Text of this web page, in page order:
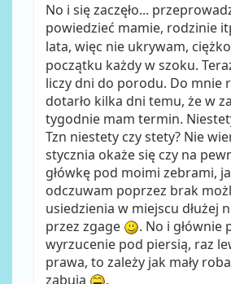
No i się zaczęło...
powiedzieć mamie, rodzinie
lata, więc nie ukrywam, ciężko
początku każdy w szoku.
liczy dni do porodu. Do mnie
dotarło kilka dni temu, że w
tygodnie mam termin.
Tzn niestety czy stety? Nie
stycznia okaże się czy na
główkę pod moimi zebrami,
odczuwam poprzez brak
usiedzienia w miejscu dłużej
przez zgage
. No i głównie
wyrzucenie pod piersią, raz
prawa, to zależy jak mały
zabuja
.